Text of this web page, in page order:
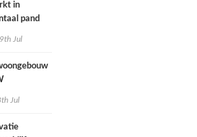
in
pand
Jul
Jul